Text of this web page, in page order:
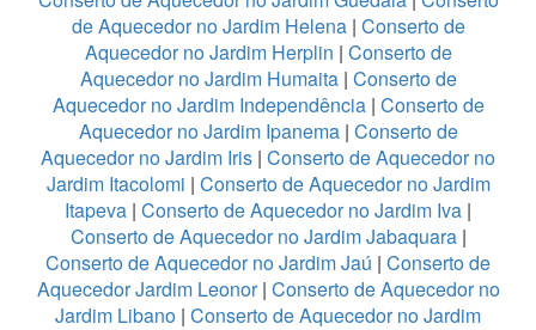
de Aquecedor no Jardim Helena| Conserto de
Aquecedor no Jardim Herplin | Conserto de
Aquecedor no Jardim Humaita| Conserto de
Aquecedor no Jardim Independência| Conserto de
Aquecedor no Jardim Ipanema| Conserto de
Aquecedor no Jardim Iris | Conserto de Aquecedor no
Jardim Itacolomi | Conserto de Aquecedor no Jardim
Itapeva | Conserto de Aquecedor no Jardim Iva |
Conserto de Aquecedor no Jardim Jabaquara|
Conserto de Aquecedor no Jardim Jaú | Conserto de
Aquecedor Jardim Leonor| Conserto de Aquecedor no
Jardim Libano | Conserto de Aquecedor no Jardim